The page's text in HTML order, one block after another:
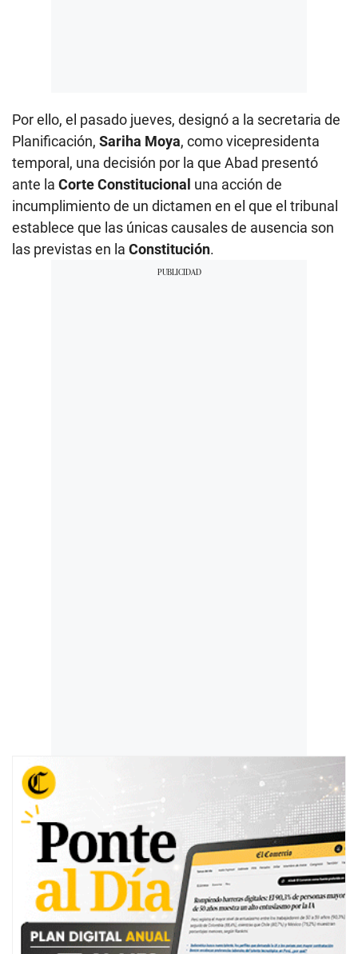
Por ello, el pasado jueves, designó a la secretaria de
Planificación, Sariha Moya, como vicepresidenta
temporal, una decisión por la que Abad presentó
ante la Corte Constitucional una acción de
incumplimiento de un dictamen en el que el tribunal
establece que las únicas causales de ausencia son
las previstas en la Constitución.